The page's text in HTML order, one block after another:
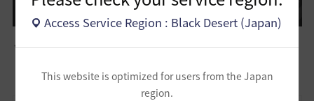
Access Service Region : Black Desert (Japan)
This website is optimized for users from the Japan
region.
占領戦の活躍報酬システムにおいて、特定の状況で活躍度ポイントが正